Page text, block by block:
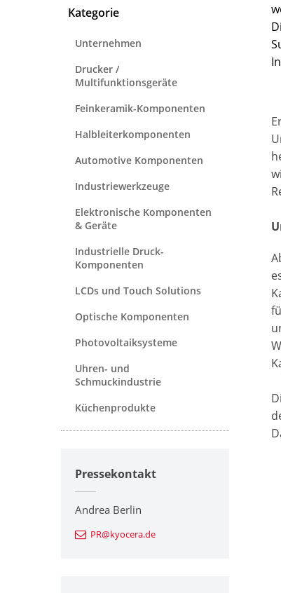
Kategorie
Unternehmen
Drucker /
Multifunktionsgeräte
Feinkeramik-Komponenten
Halbleiterkomponenten
Automotive Komponenten
Industriewerkzeuge
Elektronische Komponenten
& Geräte
Industrielle Druck-
Komponenten
LCDs und Touch Solutions
Optische Komponenten
Photovoltaiksysteme
Uhren- und
Schmuckindustrie
Küchenprodukte
Pressekontakt
Andrea Berlin
PR@kyocera.de